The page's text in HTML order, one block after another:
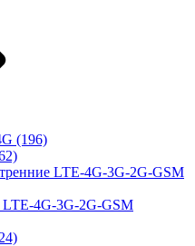
(196)
LTE-4G-3G-2G-GSM
4G-3G-2G-GSM